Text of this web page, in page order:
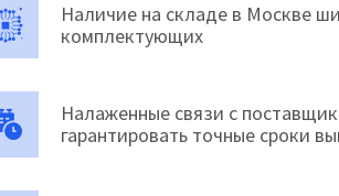
Наличие на складе в Москве
комплектующих
Налаженные связи с
гарантировать точные сроки